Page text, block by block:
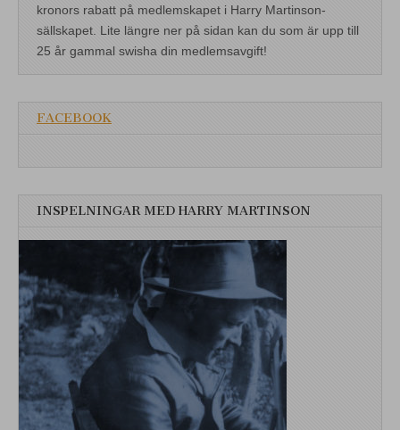
kronors rabatt på medlemskapet i Harry Martinson-
sällskapet. Lite längre ner på sidan kan du som är upp till
25 år gammal swisha din medlemsavgift!
FACEBOOK
INSPELNINGAR MED HARRY MARTINSON